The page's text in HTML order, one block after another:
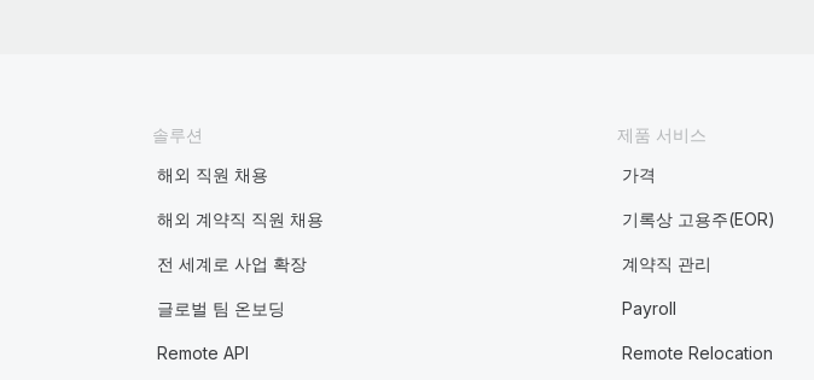
솔루션
해외 직원 채용
해외 계약직 직원 채용
전 세계로 사업 확장
글로벌 팀 온보딩
Remote API
제품 서비스
가격
기록상 고용주(EOR)
계약직 관리
Payroll
Remote Relocation